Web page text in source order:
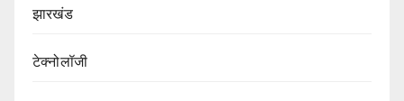
झारखंड
टेक्नोलॉजी